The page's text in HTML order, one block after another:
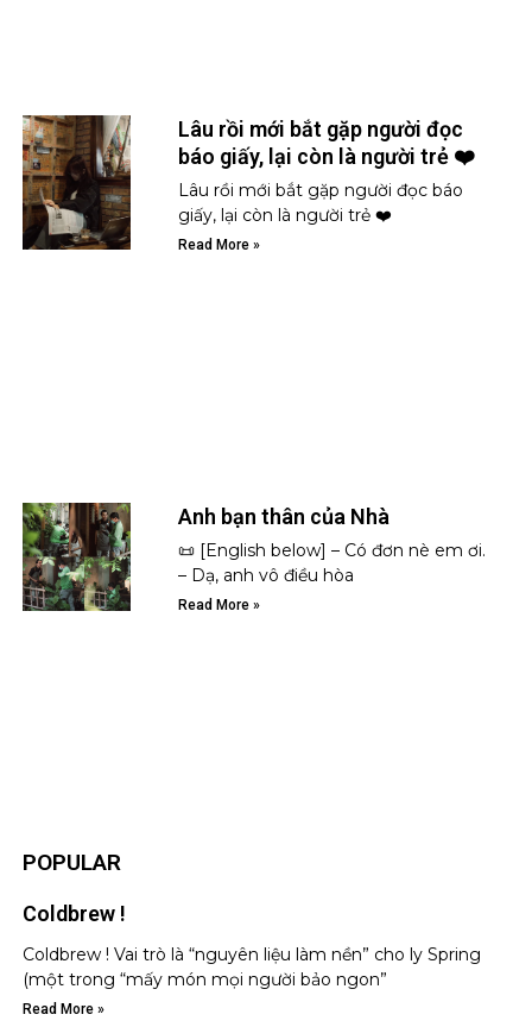
Lâu rồi mới bắt gặp người đọc
báo giấy, lại còn là người trẻ ❤️
Lâu rồi mới bắt gặp người đọc báo
giấy, lại còn là người trẻ ❤️
Read More »
Anh bạn thân của Nhà
📜 [English below] – Có đơn nè em ơi.
– Dạ, anh vô điều hòa
Read More »
POPULAR
Coldbrew !
Coldbrew ! Vai trò là “nguyên liệu làm nền” cho ly Spring
(một trong “mấy món mọi người bảo ngon”
Read More »